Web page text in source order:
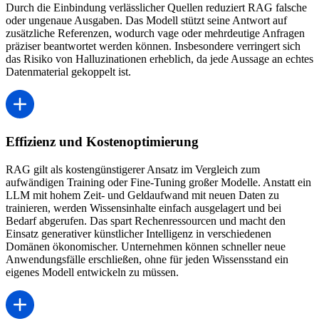
Durch die Einbindung verlässlicher Quellen reduziert RAG falsche
oder ungenaue Ausgaben. Das Modell stützt seine Antwort auf
zusätzliche Referenzen, wodurch vage oder mehrdeutige Anfragen
präziser beantwortet werden können. Insbesondere verringert sich
das Risiko von Halluzinationen erheblich, da jede Aussage an echtes
Datenmaterial gekoppelt ist.
Effizienz und Kostenoptimierung
RAG gilt als kostengünstigerer Ansatz im Vergleich zum
aufwändigen Training oder Fine-Tuning großer Modelle. Anstatt ein
LLM mit hohem Zeit- und Geldaufwand mit neuen Daten zu
trainieren, werden Wissensinhalte einfach ausgelagert und bei
Bedarf abgerufen. Das spart Rechenressourcen und macht den
Einsatz generativer künstlicher Intelligenz in verschiedenen
Domänen ökonomischer. Unternehmen können schneller neue
Anwendungsfälle erschließen, ohne für jeden Wissensstand ein
eigenes Modell entwickeln zu müssen.